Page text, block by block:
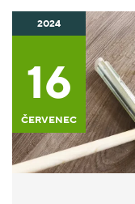
2024
16
ČERVENEC